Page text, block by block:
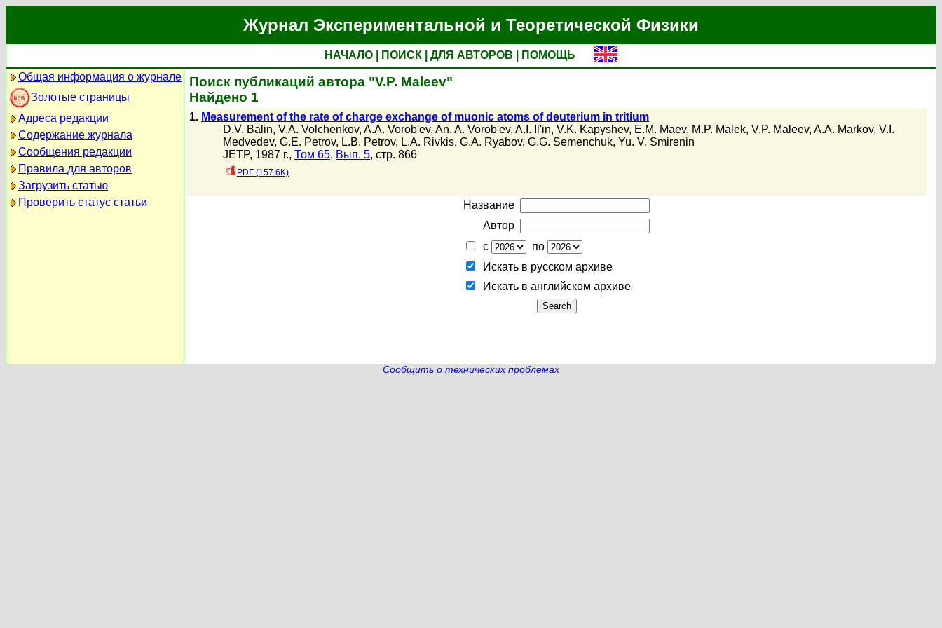
Журнал Экспериментальной и Теоретической Физики
НАЧАЛО ПОИСК ДЛЯ АВТОРОВ
ПОМОЩЬ
Общая информация о журнале
Золотые страницы
Адреса редакции
Содержание журнала
Сообщения редакции
Правила для авторов
Загрузить статью
Проверить статус статьи
Поиск публикаций автора "V.P. Maleev"
Найдено 1
1. Measurement of the rate of charge exchange of muonic atoms of deuterium in tritium
D.V. Balin, V.A. Volchenkov, A.A. Vorob'ev, An. A. Vorob'ev, A.I. Il'in, V.K. Kapyshev, E.M. Maev, M.P. Malek, V.P. Maleev, A.A. Markov, V.I.
Medvedev, G.E. Petrov, L.B. Petrov, L.A. Rivkis, G.A. Ryabov, G.G. Semenchuk, Yu. V. Smirenin
JETP, 1987 г., Том 65, Вып. 5, стр. 866
PDF (157.6K)
Название
Автор
с
по
Искать в русском архиве
Искать в английском архиве
Сообщить о технических проблемах